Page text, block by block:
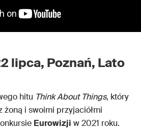
lipca, Poznań, Lato
hitu Think About Things, który
żoną i swoimi przyjaciółmi
Eurowizji w 2021 roku.